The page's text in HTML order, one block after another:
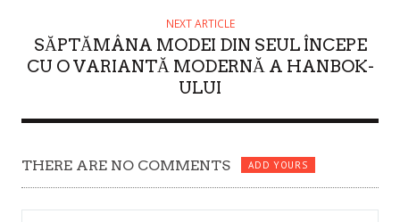
NEXT ARTICLE
SĂPTĂMÂNA MODEI DIN SEUL ÎNCEPE
CU O VARIANTĂ MODERNĂ A HANBOK-
ULUI
THERE ARE NO COMMENTS ADD YOURS